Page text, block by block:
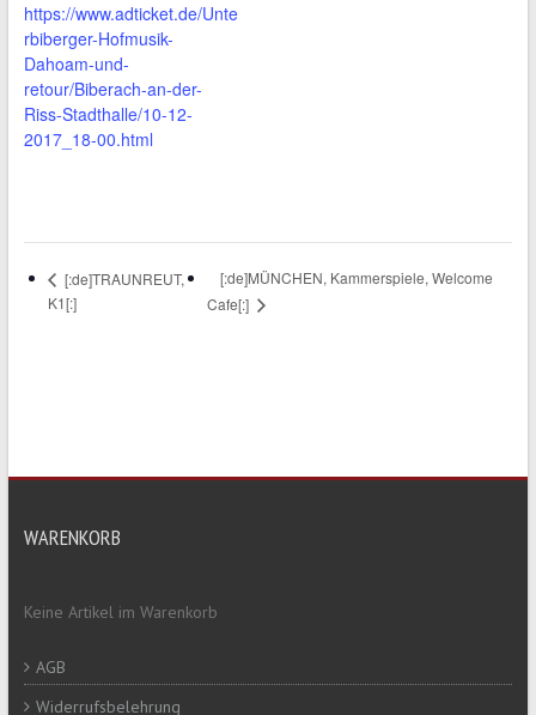
https://www.adticket.de/Unte
rbiberger-Hofmusik-
Dahoam-und-
retour/Biberach-an-der-
Riss-Stadthalle/10-12-
2017_18-00.html
[:de]TRAUNREUT,
K1[:]
[:de]MÜNCHEN, Kammerspiele, Welcome
Cafe[:]
WARENKORB
Keine Artikel im Warenkorb
AGB
Widerrufsbelehrung